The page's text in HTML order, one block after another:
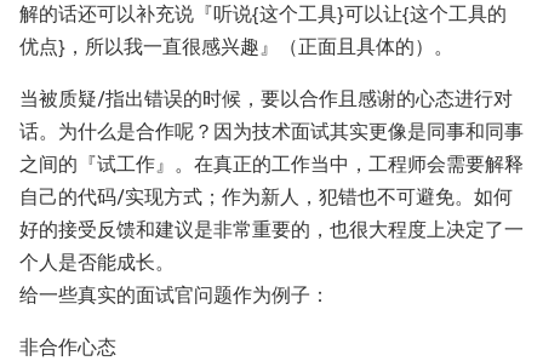
解的话还可以补充说『听说{这个工具}可以让{这个工具的
优点}，所以我一直很感兴趣』（正面且具体的）。
当被质疑/指出错误的时候，要以合作且感谢的心态进行对
话。为什么是合作呢？因为技术面试其实更像是同事和同事
之间的『试工作』。在真正的工作当中，工程师会需要解释
自己的代码/实现方式；作为新人，犯错也不可避免。如何
好的接受反馈和建议是非常重要的，也很大程度上决定了一
个人是否能成长。
给一些真实的面试官问题作为例子：
非合作心态